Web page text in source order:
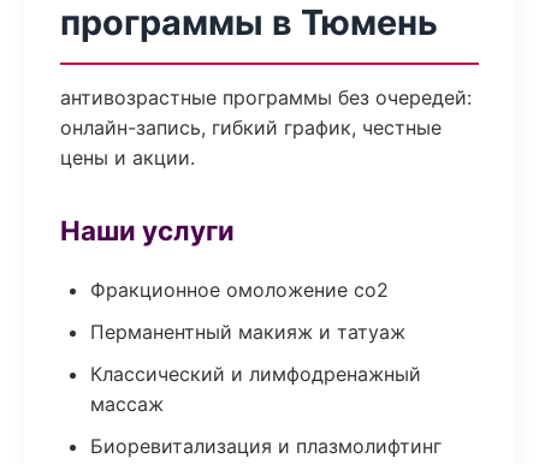
программы в Тюмень
антивозрастные программы без очередей:
онлайн-запись, гибкий график, честные
цены и акции.
Наши услуги
Фракционное омоложение co2
Перманентный макияж и татуаж
Классический и лимфодренажный
массаж
Биоревитализация и плазмолифтинг